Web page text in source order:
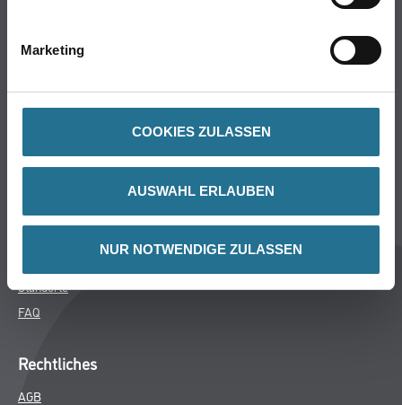
Marketing
COOKIES ZULASSEN
AUSWAHL ERLAUBEN
NUR NOTWENDIGE ZULASSEN
Wand- & Deckenbeläge
Winkler & Gräbner
Services
Standorte
FAQ
Rechtliches
AGB